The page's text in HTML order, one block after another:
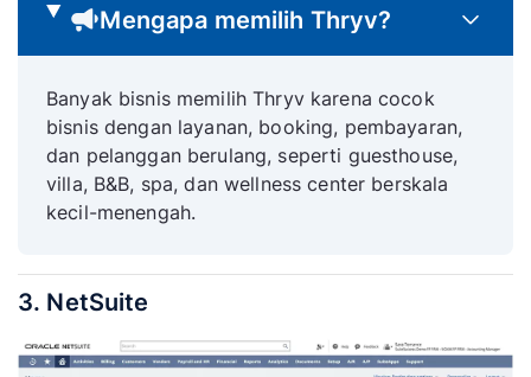
Mengapa memilih Thryv?
Banyak bisnis memilih Thryv karena cocok
bisnis dengan layanan, booking, pembayaran,
dan pelanggan berulang, seperti guesthouse,
villa, B&B, spa, dan wellness center berskala
kecil-menengah.
3. NetSuite